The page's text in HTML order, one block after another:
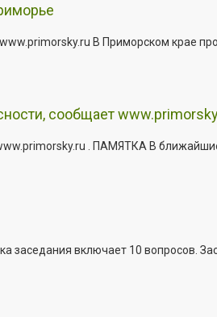
В Приморском крае
сообщает
. ПАМЯТКА В
включает 10 вопросов.